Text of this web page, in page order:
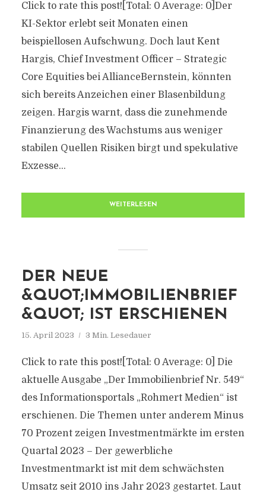
Click to rate this post![Total: 0 Average: 0]Der
KI-Sektor erlebt seit Monaten einen
beispiellosen Aufschwung. Doch laut Kent
Hargis, Chief Investment Officer – Strategic
Core Equities bei AllianceBernstein, könnten
sich bereits Anzeichen einer Blasenbildung
zeigen. Hargis warnt, dass die zunehmende
Finanzierung des Wachstums aus weniger
stabilen Quellen Risiken birgt und spekulative
Exzesse...
WEITERLESEN
DER NEUE
&QUOT;IMMOBILIENBRIEF
&QUOT; IST ERSCHIENEN
15. April 2023 3 Min. Lesedauer
Click to rate this post![Total: 0 Average: 0] Die
aktuelle Ausgabe „Der Immobilienbrief Nr. 549“
des Informationsportals „Rohmert Medien“ ist
erschienen. Die Themen unter anderem Minus
70 Prozent zeigen Investmentmärkte im ersten
Quartal 2023 – Der gewerbliche
Investmentmarkt ist mit dem schwächsten
Umsatz seit 2010 ins Jahr 2023 gestartet. Laut